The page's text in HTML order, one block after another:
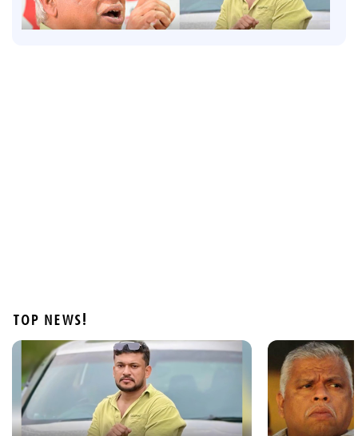
Latest
മൂന്നുവർഷം, 217 ജീവനുകൾ; അപകടക്കെണിയായി
ബെംഗളൂരു–മൈസൂരു എക്സ്പ്രസ് ഹൈവേ
11 hours ago
TOP NEWS!